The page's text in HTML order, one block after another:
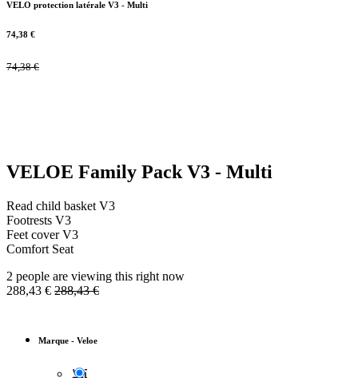
VELO protection latérale V3 - Multi
74,38 €
74,38€
VELOE Family Pack V3 - Multi
Read child basket V3
Footrests V3
Feet cover V3
Comfort Seat
2 people are viewing this right now
288,43 € 288,43€
Marque - Veloe